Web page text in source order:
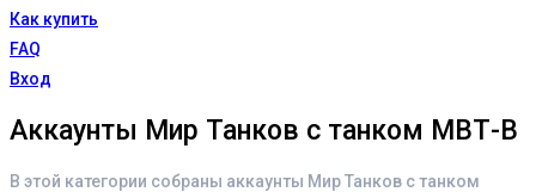
Как купить
FAQ
Вход
Аккаунты Мир Танков с танком МВТ-В
В этой категории собраны аккаунты Мир Танков с танком